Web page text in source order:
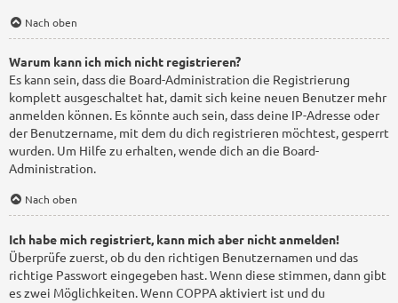
Nach oben
Warum kann ich mich nicht registrieren?
Es kann sein, dass die Board-Administration die Registrierung
komplett ausgeschaltet hat, damit sich keine neuen Benutzer mehr
anmelden können. Es könnte auch sein, dass deine IP-Adresse oder
der Benutzername, mit dem du dich registrieren möchtest, gesperrt
wurden. Um Hilfe zu erhalten, wende dich an die Board-
Administration.
Nach oben
Ich habe mich registriert, kann mich aber nicht anmelden!
Überprüfe zuerst, ob du den richtigen Benutzernamen und das
richtige Passwort eingegeben hast. Wenn diese stimmen, dann gibt
es zwei Möglichkeiten. Wenn COPPAaktiviert ist und du